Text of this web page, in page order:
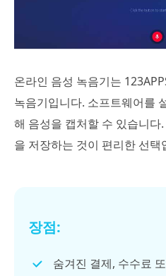
온라인 음성 녹음기는
녹음기입니다. 소프트웨어를
해 음성을 캡처할 수 있습니다
을 저장하는 것이 편리한 선택
장점:
숨겨진 결제, 수수료